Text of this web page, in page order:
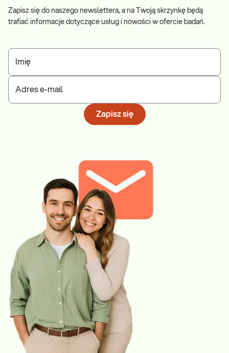
Zapisz się do naszego newslettera, a na Twoją skrzynkę będą
trafiać informacje dotyczące usług i nowości w ofercie badań.
Imię
Adres e-mail
Zapisz się